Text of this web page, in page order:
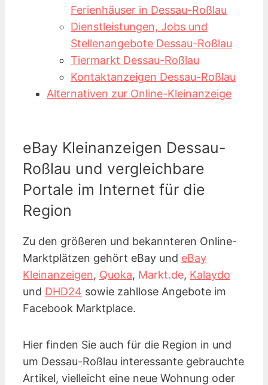
Ferienhäuser in Dessau-Roßlau
Dienstleistungen, Jobs und
Stellenangebote Dessau-Roßlau
Tiermarkt Dessau-Roßlau
Kontaktanzeigen Dessau-Roßlau
Alternativen zur Online-Kleinanzeige
eBay Kleinanzeigen Dessau-
Roßlau und vergleichbare
Portale im Internet für die
Region
Zu den größeren und bekannteren Online-
Marktplätzen gehört eBay und eBay
Kleinanzeigen, Quoka, Markt.de, Kalaydo
und DHD24 sowie zahllose Angebote im
Facebook Marktplace.
Hier finden Sie auch für die Region in und
um Dessau-Roßlau interessante gebrauchte
Artikel, vielleicht eine neue Wohnung oder